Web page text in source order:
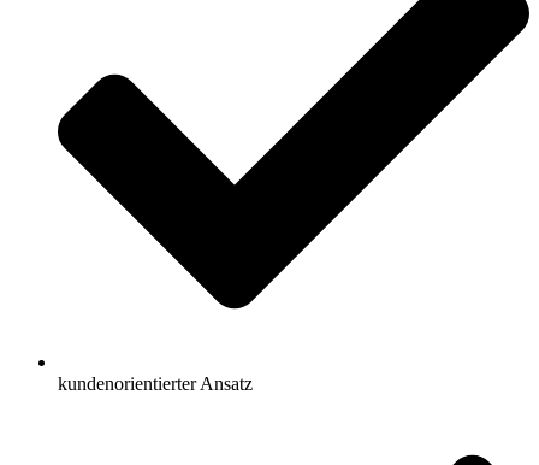
kundenorientierter Ansatz